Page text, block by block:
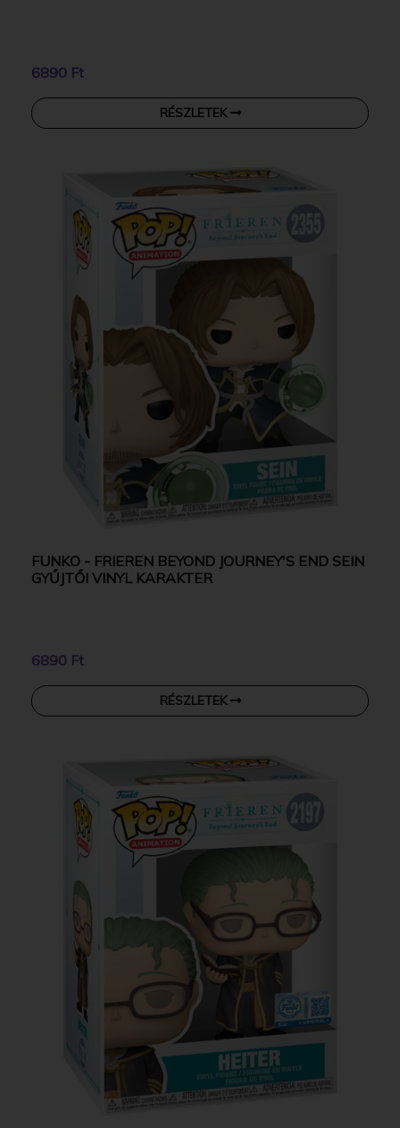
6890 Ft
RÉSZLETEK
FUNKO - FRIEREN BEYOND JOURNEY'S END SEIN
GYŰJTŐI VINYL KARAKTER
6890 Ft
RÉSZLETEK